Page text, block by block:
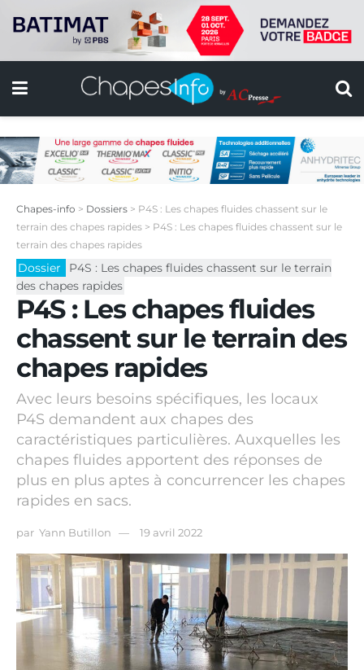
Chapes-info > Dossiers > P4S : Les chapes fluides chassent sur le
terrain des chapes rapides > P4S : Les chapes fluides chassent sur le
terrain des chapes rapides
Dossier
P4S : Les chapes fluides chassent sur le terrain
des chapes rapides
P4S : Les chapes fluides
chassent sur le terrain des
chapes rapides
Avec leurs besoins spécifiques, les locaux
P4S demandent aux chapes des
caractéristiques particulières. Auxquelles les
chapes fluides apportent des réponses de
plus en plus aptes à concurrencer les chapes
rapides en sacs.
par Yann Butillon 19 avril 2022